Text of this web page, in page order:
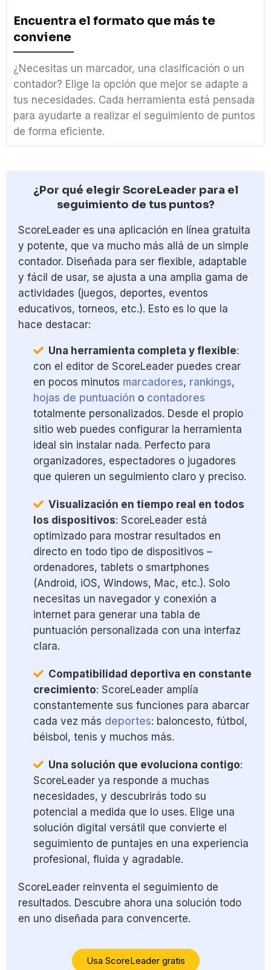
Encuentra el formato que más te
conviene
¿Necesitas un marcador, una clasificación o un
contador? Elige la opción que mejor se adapte a
tus necesidades. Cada herramienta está pensada
para ayudarte a realizar el seguimiento de puntos
de forma eficiente.
¿Por qué elegir ScoreLeader para el
seguimiento de tus puntos?
ScoreLeader es una aplicación en línea gratuita
y potente, que va mucho más allá de un simple
contador. Diseñada para ser flexible, adaptable
y fácil de usar, se ajusta a una amplia gama de
actividades (juegos, deportes, eventos
educativos, torneos, etc.). Esto es lo que la
hace destacar:
Una herramienta completa y flexible:
con el editor de ScoreLeader puedes crear
en pocos minutos marcadores, rankings,
hojas de puntuación o contadores
totalmente personalizados. Desde el propio
sitio web puedes configurar la herramienta
ideal sin instalar nada. Perfecto para
organizadores, espectadores o jugadores
que quieren un seguimiento claro y preciso.
Visualización en tiempo real en todos
los dispositivos: ScoreLeader está
optimizado para mostrar resultados en
directo en todo tipo de dispositivos –
ordenadores, tablets o smartphones
(Android, iOS, Windows, Mac, etc.). Solo
necesitas un navegador y conexión a
internet para generar una tabla de
puntuación personalizada con una interfaz
clara.
Compatibilidad deportiva en constante
crecimiento: ScoreLeader amplía
constantemente sus funciones para abarcar
cada vez más deportes: baloncesto, fútbol,
béisbol, tenis y muchos más.
Una solución que evoluciona contigo:
ScoreLeader ya responde a muchas
necesidades, y descubrirás todo su
potencial a medida que lo uses. Elige una
solución digital versátil que convierte el
seguimiento de puntajes en una experiencia
profesional, fluida y agradable.
ScoreLeader reinventa el seguimiento de
resultados. Descubre ahora una solución todo
en uno diseñada para convencerte.
Usa ScoreLeader gratis